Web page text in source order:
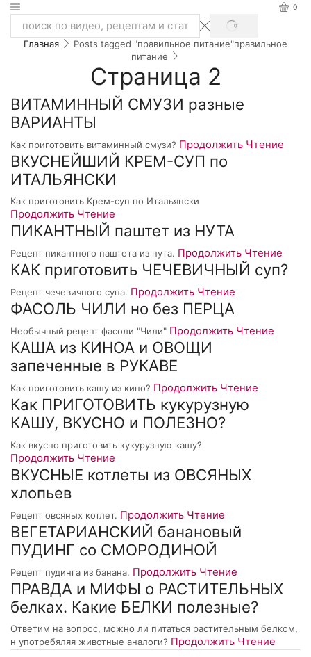
0
Search
input
SEARCH
Главная Posts tagged "правильное питание"правильное
питание
Cтраница 2
ВИТАМИННЫЙ СМУЗИ разные
ВАРИАНТЫ
Как приготовить витаминный смузи? Продолжить Чтение
ВКУСНЕЙШИЙ КРЕМ-СУП по
ИТАЛЬЯНСКИ
Как приготовить Крем-суп по Итальянски
Продолжить Чтение
ПИКАНТНЫЙ паштет из НУТА
Рецепт пикантного паштета из нута. Продолжить Чтение
КАК приготовить ЧЕЧЕВИЧНЫЙ суп?
Рецепт чечевичного супа. Продолжить Чтение
ФАСОЛЬ ЧИЛИ но без ПЕРЦА
Необычный рецепт фасоли "Чили" Продолжить Чтение
КАША из КИНОА и ОВОЩИ
запеченные в РУКАВЕ
Как приготовить кашу из кино? Продолжить Чтение
Как ПРИГОТОВИТЬ кукурузную
КАШУ, ВКУСНО и ПОЛЕЗНО?
Как вкусно приготовить кукурузную кашу?
Продолжить Чтение
ВКУСНЫЕ котлеты из ОВСЯНЫХ
хлопьев
Рецепт овсяных котлет. Продолжить Чтение
ВЕГЕТАРИАНСКИЙ банановый
ПУДИНГ со СМОРОДИНОЙ
Рецепт пудинга из банана. Продолжить Чтение
ПРАВДА и МИФЫ о РАСТИТЕЛЬНЫХ
белках. Какие БЕЛКИ полезные?
Ответим на вопрос, можно ли питаться растительным белком,
н употребяляя животные аналоги? Продолжить Чтение